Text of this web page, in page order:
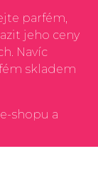
parfém,
jeho ceny
Navíc
skladem
shopu a